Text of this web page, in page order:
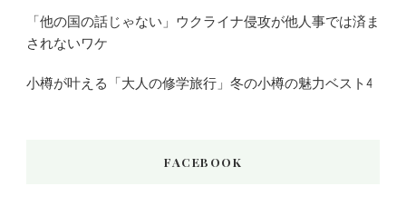
「他の国の話じゃない」ウクライナ侵攻が他人事では済ま
されないワケ
小樽が叶える「大人の修学旅行」冬の小樽の魅力ベスト4
FACEBOOK